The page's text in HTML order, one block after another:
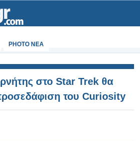
PHOTO NEA
στο Star Trek θα
του Curiosity